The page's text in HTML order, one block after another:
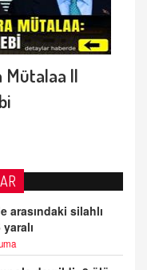
Mütalaa ||
arasındaki silahlı